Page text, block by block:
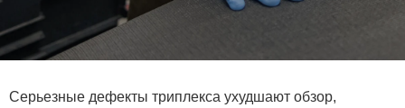
Серьезные дефекты триплекса ухудшают обзор,